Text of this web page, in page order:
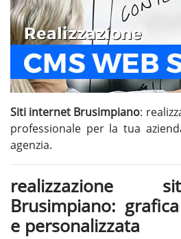
Siti internet Brusimpiano:
professionale per la tua
agenzia.
realizzazione
Brusimpiano:
e personalizzata